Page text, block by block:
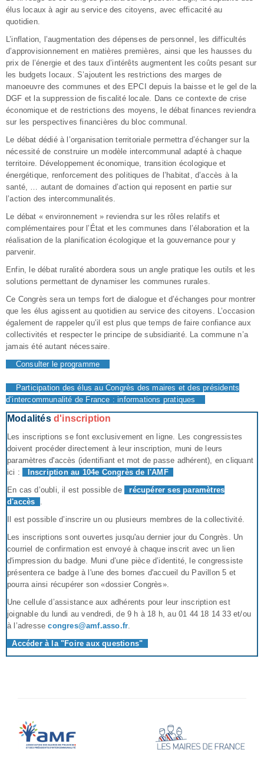
élus locaux à agir au service des citoyens, avec efficacité au
quotidien.
L’inflation, l’augmentation des dépenses de personnel, les difficultés
d’approvisionnement en matières premières, ainsi que les hausses du
prix de l’énergie et des taux d’intérêts augmentent les coûts pesant sur
les budgets locaux. S’ajoutent les restrictions des marges de
manoeuvre des communes et des EPCI depuis la baisse et le gel de la
DGF et la suppression de fiscalité locale. Dans ce contexte de crise
économique et de restrictions des moyens, le débat finances reviendra
sur les perspectives financières du bloc communal.
Le débat dédié à l’organisation territoriale permettra d’échanger sur la
nécessité de construire un modèle intercommunal adapté à chaque
territoire. Développement économique, transition écologique et
énergétique, renforcement des politiques de l’habitat, d’accès à la
santé, … autant de domaines d’action qui reposent en partie sur
l’action des intercommunalités.
Le débat « environnement » reviendra sur les rôles relatifs et
complémentaires pour l’État et les communes dans l’élaboration et la
réalisation de la planification écologique et la gouvernance pour y
parvenir.
Enfin, le débat ruralité abordera sous un angle pratique les outils et les
solutions permettant de dynamiser les communes rurales.
Ce Congrès sera un temps fort de dialogue et d’échanges pour montrer
que les élus agissent au quotidien au service des citoyens. L’occasion
également de rappeler qu’il est plus que temps de faire confiance aux
collectivités et respecter le principe de subsidiarité. La commune n’a
jamais été autant nécessaire.
Consulter le programme
Participation des élus au Congrès des maires et des présidents
d’intercommunalité de France : informations pratiques
Modalités d'inscription
Les inscriptions se font exclusivement en ligne. Les congressistes
doivent procéder directement à leur inscription, muni de leurs
paramètres d'accès (identifiant et mot de passe adhérent), en cliquant
ici :
Inscription au 104e Congrès de l'AMF
En cas d’oubli, il est possible de
récupérer ses paramètres
d'accès
Il est possible d’inscrire un ou plusieurs membres de la collectivité.
Les inscriptions sont ouvertes jusqu'au dernier jour du Congrès. Un
courriel de confirmation est envoyé à chaque inscrit avec un lien
d'impression du badge. Muni d’une pièce d’identité, le congressiste
présentera ce badge à l'une des bornes d'accueil du Pavillon 5 et
pourra ainsi récupérer son «dossier Congrès».
Une cellule d’assistance aux adhérents pour leur inscription est
joignable du lundi au vendredi, de 9 h à 18 h, au 01 44 18 14 33 et/ou
à l’adressecongres@amf.asso.fr
Accéder à la "Foire aux questions"